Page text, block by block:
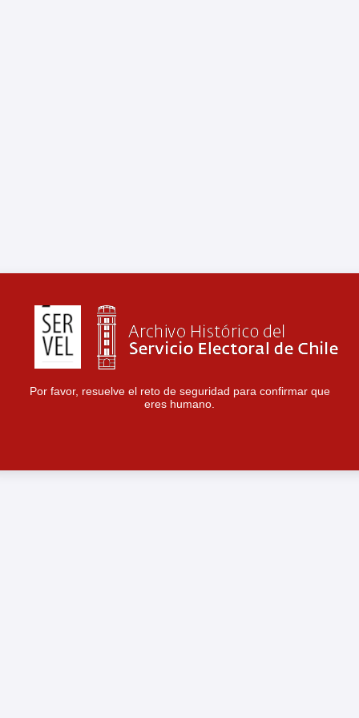
Por favor, resuelve el reto de seguridad para confirmar que
eres humano.